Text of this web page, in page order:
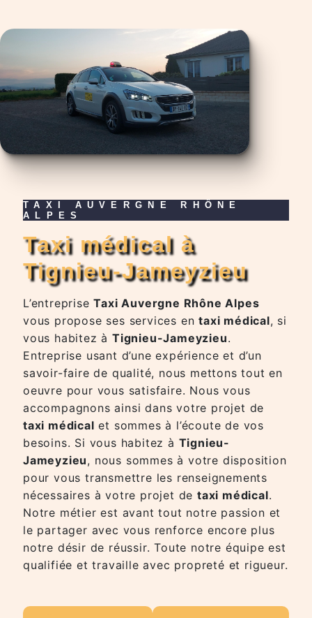
TAXI AUVERGNE RHÔNE
ALPES
taxi médical à
Tignieu-Jameyzieu
L’entrepriseTaxi Auvergne Rhône Alpes
vous propose ses services entaxi médical, si
vous habitez àTignieu-Jameyzieu.
Entreprise usant d’une expérience et d’un
savoir-faire de qualité, nous mettons tout en
oeuvre pour vous satisfaire. Nous vous
accompagnons ainsi dans votre projet de
taxi médical et sommes à l’écoute de vos
besoins. Si vous habitez à Tignieu-
Jameyzieu, nous sommes à votre disposition
pour vous transmettre les renseignements
nécessaires à votre projet detaxi médical.
Notre métier est avant tout notre passion et
le partager avec vous renforce encore plus
notre désir de réussir. Toute notre équipe est
qualifiée et travaille avec propreté et rigueur.